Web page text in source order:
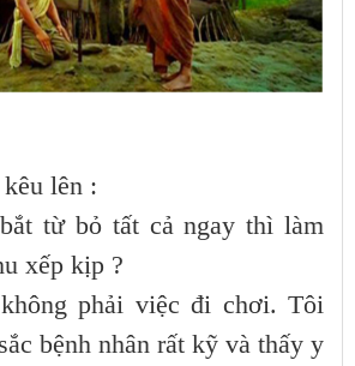
lên :
từ bỏ tất cả ngay thì làm
xếp kịp ?
phải việc đi chơi. Tôi
bệnh nhân rất kỹ và thấy y